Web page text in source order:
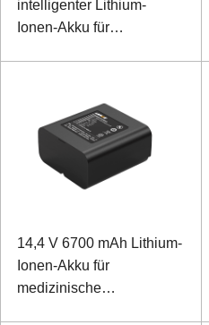
intelligenter Lithium-
Ionen-Akku für
14,4 V 6700 mAh Lithium-
Ionen-Akku für
medizinische